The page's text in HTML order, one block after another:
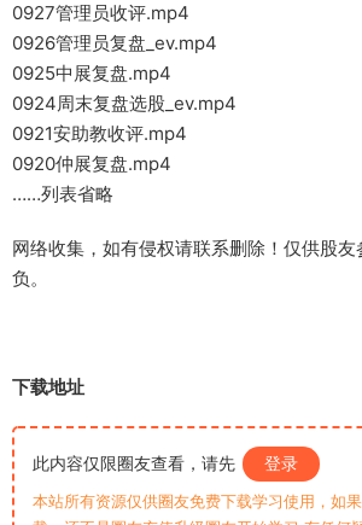
0927管理员收评.mp4
0926管理员复盘_ev.mp4
0925中展复盘.mp4
0924周末复盘选股_ev.mp4
0921安助教收评.mp4
0920仲展复盘.mp4
……列表省略
网络收集，如有侵权请联系删除！仅供股友
负。
下载地址
此内容仅限圈友查看，请先 登录
本站所有资源仅供圈友免费下载学习使用，如